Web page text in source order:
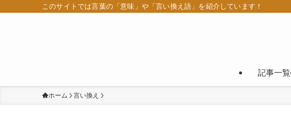
このサイトでは言葉の「意味」や「言い換え語」を紹介しています！
記事一覧
ホーム 言い換え